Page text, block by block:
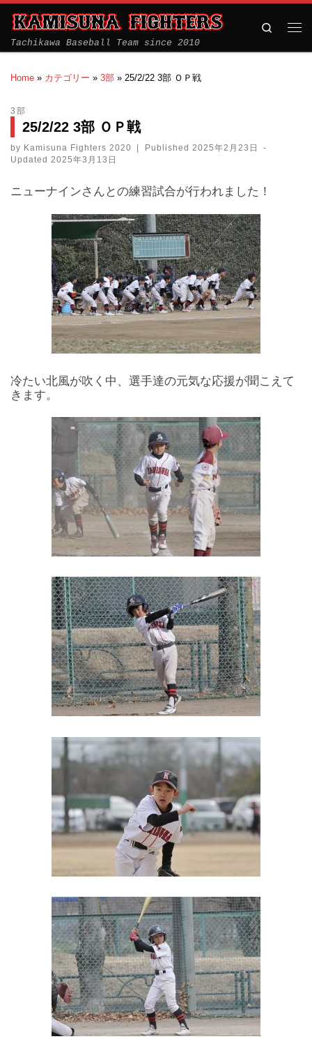
Tachikawa Baseball Team since 2010
Search
Home » カテゴリー » 3部 » 25/2/22 3部 ＯＰ戦
3部
25/2/22 3部 ＯＰ戦
by Kamisuna Fighters 2020 Published 2025年2月23日
-
Updated 2025年3月13日
ニューナインさんとの練習試合が行われました！
冷たい北風が吹く中、選手達の元気な応援が聞こえて
きます。